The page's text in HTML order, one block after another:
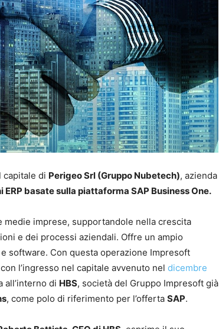
capitale di Perigeo Srl (Gruppo Nubetech), azienda
ERP basate sulla piattaforma SAP Business One.
imprese, supportandole nella crescita
e dei processi aziendali. Offre un ampio
software. Con questa operazione Impresoft
l’ingresso nel capitale avvenuto nel dicembre
all’interno di HBS, società del Gruppo Impresoft già
, come polo di riferimento per l’offerta SAP.